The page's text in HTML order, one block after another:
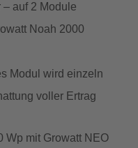
auf 2 Module
Noah 2000
Modul wird einzeln
voller Ertrag
Wp mit Growatt NEO